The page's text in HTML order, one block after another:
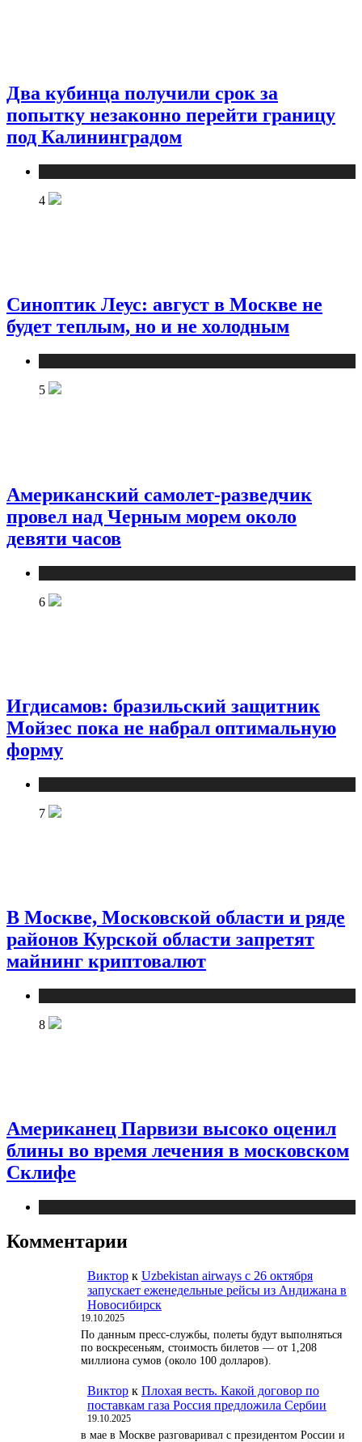
Два кубинца получили срок за
попытку незаконно перейти границу
под Калининградом
4
Синоптик Леус: август в Москве не
будет теплым, но и не холодным
5
Американский самолет-разведчик
провел над Черным морем около
девяти часов
6
Игдисамов: бразильский защитник
Мойзес пока не набрал оптимальную
форму
7
В Москве, Московской области и ряде
районов Курской области запретят
майнинг криптовалют
8
Американец Парвизи высоко оценил
блины во время лечения в московском
Склифе
Комментарии
Виктор к Uzbekistan airways с 26 октября
запускает еженедельные рейсы из Андижана в
Новосибирск
19.10.2025
По данным пресс-службы, полеты будут выполняться
по воскресеньям, стоимость билетов — от 1,208
миллиона сумов (около 100 долларов).
Виктор к Плохая весть. Какой договор по
поставкам газа Россия предложила Сербии
19.10.2025
в мае в Москве разговаривал с президентом России и